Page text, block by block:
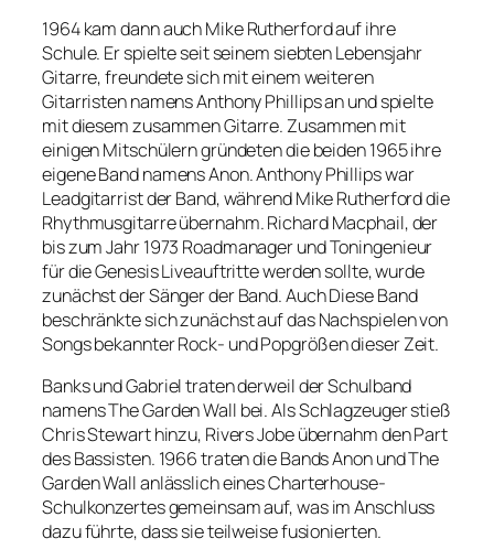
1964 kam dann auch Mike Rutherford auf ihre
Schule. Er spielte seit seinem siebten Lebensjahr
Gitarre, freundete sich mit einem weiteren
Gitarristen namens Anthony Phillips an und spielte
mit diesem zusammen Gitarre. Zusammen mit
einigen Mitschülern gründeten die beiden 1965 ihre
eigene Band namens Anon. Anthony Phillips war
Leadgitarrist der Band, während Mike Rutherford die
Rhythmusgitarre übernahm. Richard Macphail, der
bis zum Jahr 1973 Roadmanager und Toningenieur
für die Genesis Liveauftritte werden sollte, wurde
zunächst der Sänger der Band. Auch Diese Band
beschränkte sich zunächst auf das Nachspielen von
Songs bekannter Rock- und Popgrößen dieser Zeit.
Banks und Gabriel traten derweil der Schulband
namens The Garden Wall bei. Als Schlagzeuger stieß
Chris Stewart hinzu, Rivers Jobe übernahm den Part
des Bassisten. 1966 traten die Bands Anon und The
Garden Wall anlässlich eines Charterhouse-
Schulkonzertes gemeinsam auf, was im Anschluss
dazu führte, dass sie teilweise fusionierten.